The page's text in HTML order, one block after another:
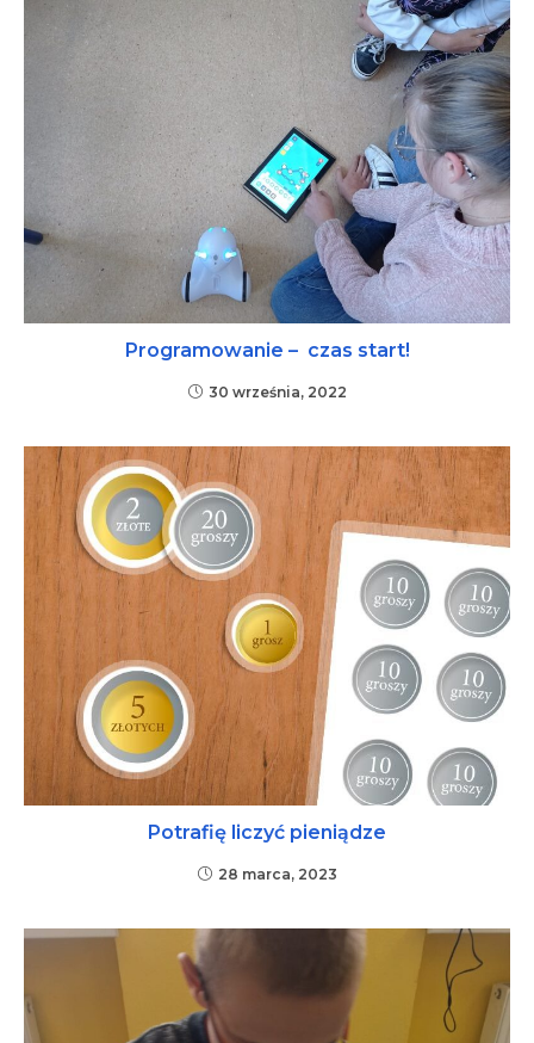
Programowanie – czas start!
30 września, 2022
Potrafię liczyć pieniądze
28 marca, 2023